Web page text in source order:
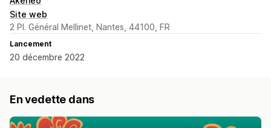
Site web
2 Pl. Général Mellinet, Nantes, 44100, FR
Lancement
20 décembre 2022
En vedette dans